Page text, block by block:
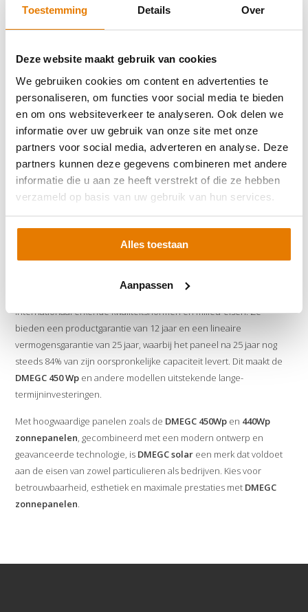
Toestemming Details Over
Deze website maakt gebruik van cookies
We gebruiken cookies om content en advertenties te
personaliseren, om functies voor social media te bieden
en om ons websiteverkeer te analyseren. Ook delen we
informatie over uw gebruik van onze site met onze
partners voor social media, adverteren en analyse. Deze
partners kunnen deze gegevens combineren met andere
informatie die u aan ze heeft verstrekt of die ze hebben
verzameld op basis van uw gebruik van hun services.
Alles toestaan
Aanpassen
weersomstandigheden.
Innovatieve Technologieën voor Maximale Efficiëntie
DMEGC solarmaakt gebruik van geavanceerde technologieën,
zoals half-cut celtechnologie, om de prestaties van hun
zonnepanelen te optimaliseren. Deze technologie vermindert
interne weerstand en verhoogt de energieopbrengst, zelfs bij
gedeeltelijke schaduw. Dit maaktzonnepanelen van DMEGCeen
betrouwbare keuze voor een breed scala aan installaties.
Betrouwbaarheid en Garantie
worden geproduceerd volgens
internationaal erkende kwaliteitsnormen en milieu-eisen. Ze
bieden een productgarantie van 12 jaar en een lineaire
vermogensgarantie van 25 jaar, waarbij het paneel na 25 jaar nog
steeds 84% van zijn oorspronkelijke capaciteit levert. Dit maakt de
DMEGC 450 Wp en andere modellen uitstekende lange-
termijninvesteringen.
Met hoogwaardige panelen zoals de DMEGC 450Wp en 440Wp
zonnepanelen, gecombineerd met een modern ontwerp en
geavanceerde technologie, is DMEGC solar een merk dat voldoet
aan de eisen van zowel particulieren als bedrijven. Kies voor
betrouwbaarheid, esthetiek en maximale prestaties met DMEGC
zonnepanelen.